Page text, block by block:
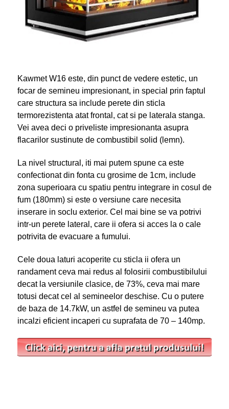
Kawmet W16 este, din punct de vedere estetic, un
focar de semineu impresionant, in special prin faptul
care structura sa include perete din sticla
termorezistenta atat frontal, cat si pe laterala stanga.
Vei avea deci o priveliste impresionanta asupra
flacarilor sustinute de combustibil solid (lemn).
La nivel structural, iti mai putem spune ca este
confectionat din fonta cu grosime de 1cm, include
zona superioara cu spatiu pentru integrare in cosul de
fum (180mm) si este o versiune care necesita
inserare in soclu exterior. Cel mai bine se va potrivi
intr-un perete lateral, care ii ofera si acces la o cale
potrivita de evacuare a fumului.
Cele doua laturi acoperite cu sticla ii ofera un
randament ceva mai redus al folosirii combustibilului
decat la versiunile clasice, de 73%, ceva mai mare
totusi decat cel al semineelor deschise. Cu o putere
de baza de 14.7kW, un astfel de semineu va putea
incalzi eficient incaperi cu suprafata de 70 – 140mp.